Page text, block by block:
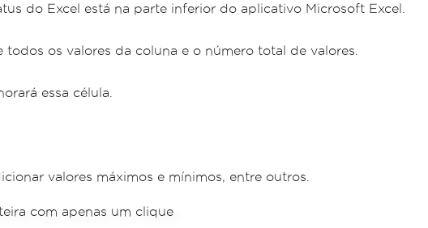
do Excel está na parte inferior do aplicativo Microsoft Excel.
os valores da coluna e o número total de valores.
essa célula.
valores máximos e mínimos, entre outros.